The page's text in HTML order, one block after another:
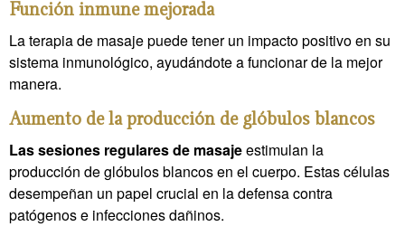
Función inmune mejorada
La terapia de masaje puede tener un impacto positivo en su
sistema inmunológico, ayudándote a funcionar de la mejor
manera.
Aumento de la producción de glóbulos blancos
Las sesiones regulares de masajeestimulan la
producción de glóbulos blancos en el cuerpo. Estas células
desempeñan un papel crucial en la defensa contra
patógenos e infecciones dañinos.